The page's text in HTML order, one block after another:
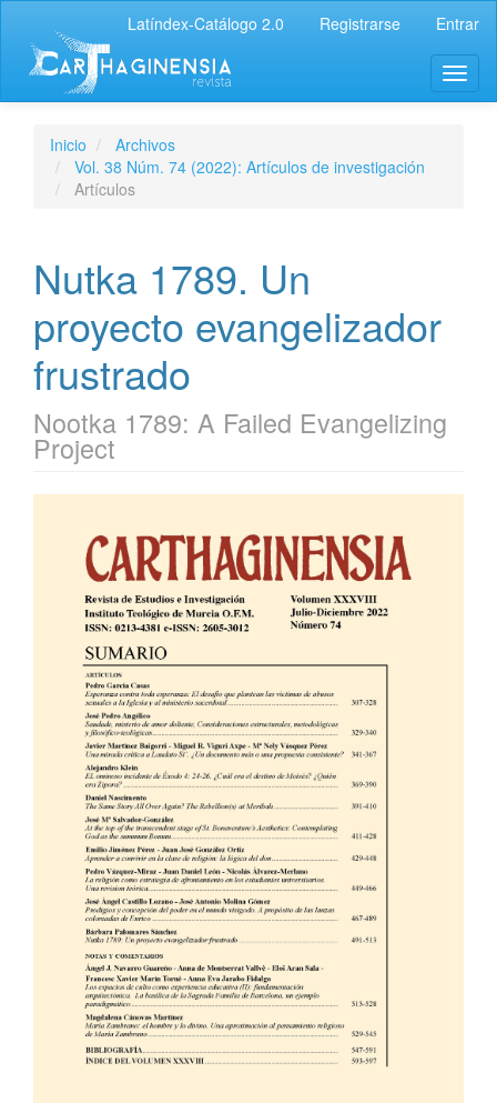
Latíndex-Catálogo 2.0 Registrarse Entrar
Inicio
Archivos
Vol. 38 Núm. 74 (2022): Artículos de investigación
Artículos
Nutka 1789. Un
proyecto evangelizador
frustrado
Nootka 1789: A Failed Evangelizing
Project